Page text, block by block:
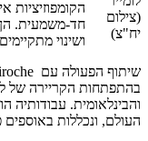
(צילום
יח"צ)
הקומפוזיציות
חד-משמעית. הן
ושינוי
בהתפתחות הקריירה של
והבינלאומית. עבודותיה
העולם, ונכללות באוספים